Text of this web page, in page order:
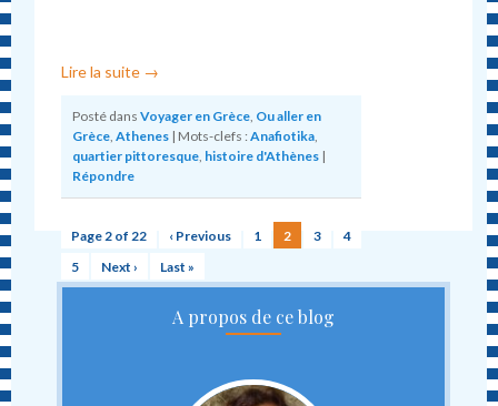
Lire la suite →
Posté dans Voyager en Grèce Ou aller en
Grèce ,Athenes | Mots-clefs : Anafiotika
quartier pittoresque histoire d'Athènes |
Répondre
Page 2 of 22 ‹ Previous 1 2 3
4
5
Next › Last »
A propos de ce blog